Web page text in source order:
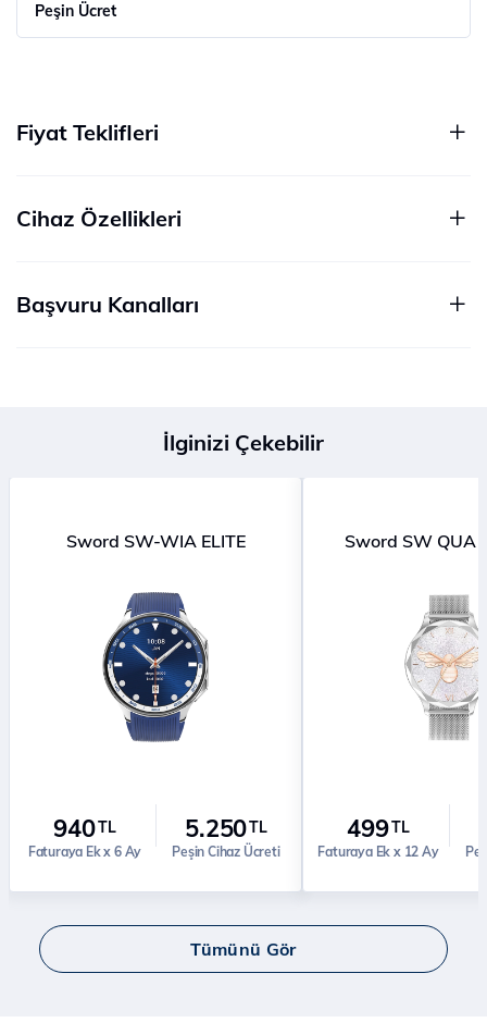
Peşin Ücret
Fiyat Teklifleri
Cihaz Özellikleri
Başvuru Kanalları
İlginizi Çekebilir
Sword SW-WIA ELITE
940TL
Faturaya Ek x 6 Ay
5.250TL
Peşin Cihaz Ücreti
Sword SW QUA
499TL
Faturaya Ek x 12 Ay
Tümünü Gör